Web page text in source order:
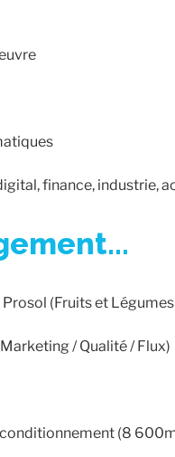
finance, industrie,
(Fruits et
/ Qualité / Flux)
(8